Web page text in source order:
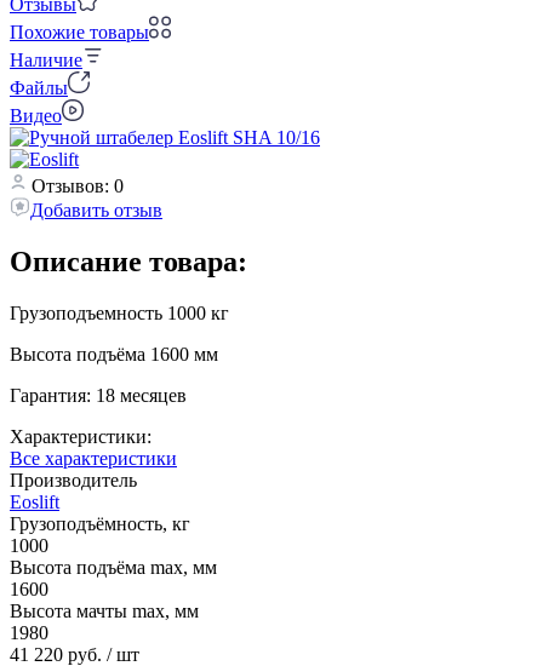
Похожие товары
Наличие
Файлы
Видео
Отзывов: 0
Добавить отзыв
Описание товара:
Грузоподъемность 1000 кг
Высота подъёма 1600 мм
Гарантия: 18 месяцев
Характеристики:
Все характеристики
Производитель
Eoslift
Грузоподъёмность, кг
1000
Высота подъёма max, мм
1600
Высота мачты max, мм
1980
41 220 руб. / шт